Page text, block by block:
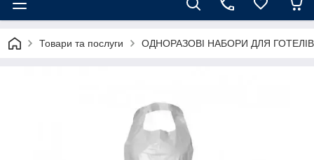
Товари та послуги ОДНОРАЗОВІ НАБОРИ ДЛЯ